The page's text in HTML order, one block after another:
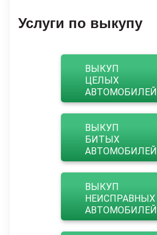
Услуги по выкупу
ВЫКУП
ЦЕЛЫХ
АВТОМОБИЛЕЙ
ВЫКУП
БИТЫХ
АВТОМОБИЛЕЙ
ВЫКУП
НЕИСПРАВНЫХ
АВТОМОБИЛЕЙ